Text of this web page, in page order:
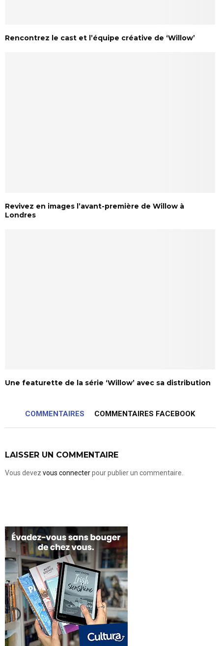
Rencontrez le cast et l’équipe créative de ‘Willow’
Revivez en images l’avant-première de Willow à
Londres
Une featurette de la série ‘Willow’ avec sa distribution
COMMENTAIRES COMMENTAIRES FACEBOOK
LAISSER UN COMMENTAIRE
Vous devez vous connecterpour publier un commentaire.